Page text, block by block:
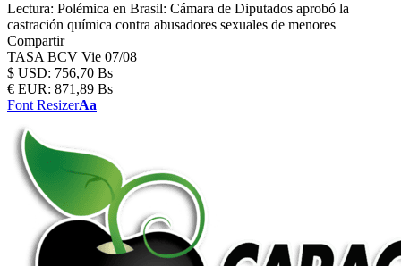
Lectura: Polémica en Brasil: Cámara de Diputados aprobó la
castración química contra abusadores sexuales de menores
Compartir
TASA BCV Vie 07/08
$ USD: 756,70 Bs
€ EUR: 871,89 Bs
Font ResizerAa